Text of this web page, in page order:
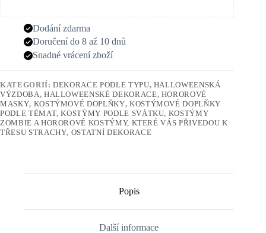
Dodání zdarma
Doručení do 8 až 10 dnů
Snadné vrácení zboží
KATEGORIÍ:DEKORACE PODLE TYPU, HALLOWEENSKÁ
VÝZDOBA, HALLOWEENSKÉ DEKORACE, HOROROVÉ
MASKY, KOSTÝMOVÉ DOPLŇKY, KOSTÝMOVÉ DOPLŇKY
PODLE TÉMAT,KOSTÝMY PODLE SVÁTKU, KOSTÝMY
ZOMBIE A HOROROVÉ KOSTÝMY, KTERÉ VÁS PŘIVEDOU K
TŘESU STRACHY, OSTATNÍ DEKORACE
Popis
Další informace